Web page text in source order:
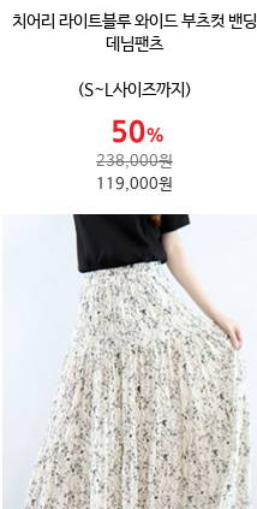
치어리 라이트블루 와이드 부츠컷 밴딩
데님팬츠
(S~L사이즈까지)
238,000원
119,000원